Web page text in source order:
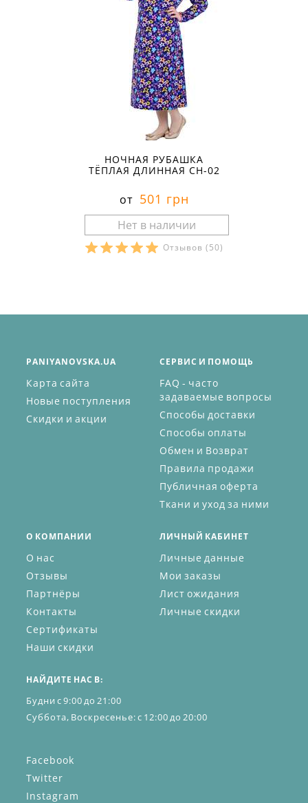
НОЧНАЯ РУБАШКА
ТЁПЛАЯ ДЛИННАЯ СН-02
от 501 грн
Отзывов (50)
PANIYANOVSKA.UA
Карта сайта
Новые поступления
Скидки и акции
СЕРВИС И ПОМОЩЬ
FAQ - часто
задаваемые вопросы
Способы доставки
Способы оплаты
Обмен и Возврат
Правила продажи
Публичная оферта
Ткани и уход за ними
О КОМПАНИИ
О нас
Отзывы
Партнёры
Контакты
Сертификаты
Наши скидки
ЛИЧНЫЙ КАБИНЕТ
Личные данные
Мои заказы
Лист ожидания
Личные скидки
НАЙДИТЕ НАС В:
Будни с 9:00 до 21:00
Суббота, Воскресенье: с 12:00 до 20:00
Facebook
Twitter
Instagram